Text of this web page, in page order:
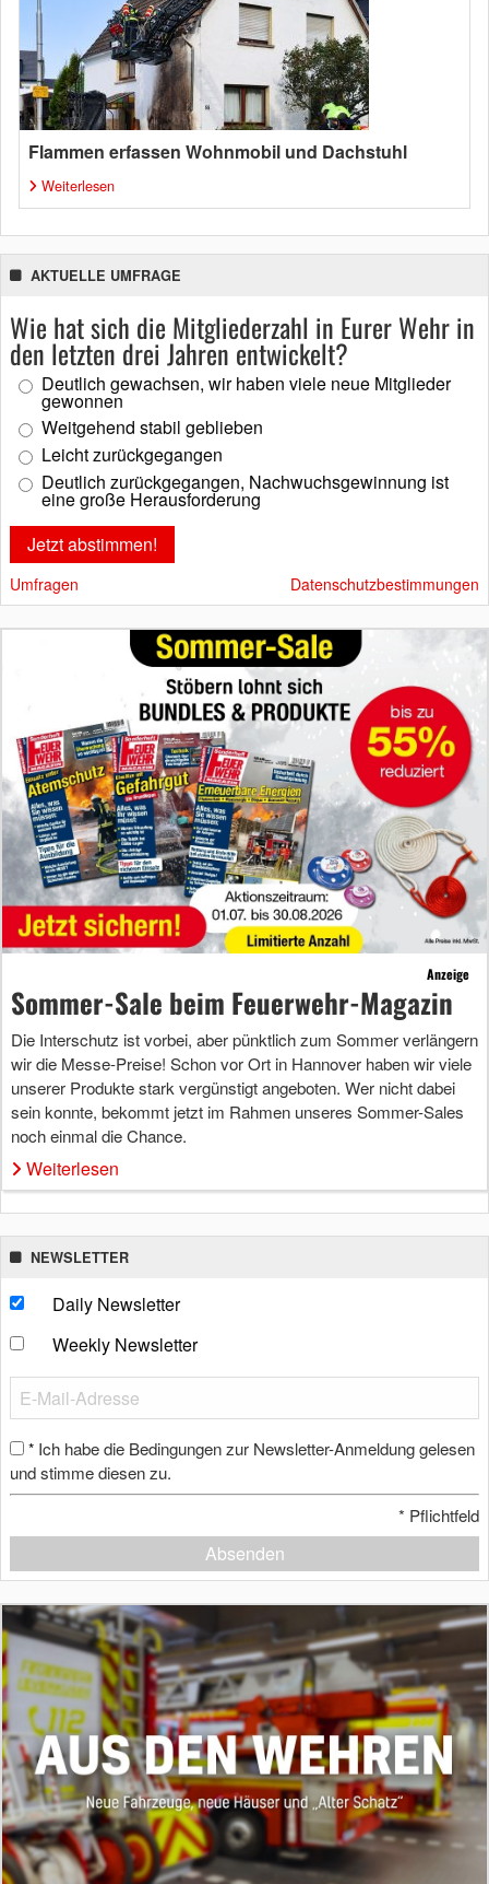
Flammen erfassen Wohnmobil und Dachstuhl
Weiterlesen
AKTUELLE UMFRAGE
Wie hat sich die Mitgliederzahl in Eurer Wehr in
den letzten drei Jahren entwickelt?
Deutlich gewachsen, wir haben viele neue Mitglieder
gewonnen
Weitgehend stabil geblieben
Leicht zurückgegangen
Deutlich zurückgegangen, Nachwuchsgewinnung ist
eine große Herausforderung
Umfragen Datenschutzbestimmungen
Anzeige
Sommer-Sale beim Feuerwehr-Magazin
Die Interschutz ist vorbei, aber pünktlich zum Sommer verlängern
wir die Messe-Preise! Schon vor Ort in Hannover haben wir viele
unserer Produkte stark vergünstigt angeboten. Wer nicht dabei
sein konnte, bekommt jetzt im Rahmen unseres Sommer-Sales
noch einmal die Chance.
Weiterlesen
NEWSLETTER
Daily Newsletter
Weekly Newsletter
* Ich habe die Bedingungen zur Newsletter-Anmeldung gelesen
und stimme diesen zu.
* Pflichtfeld
Absenden